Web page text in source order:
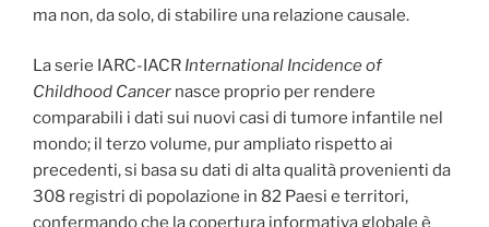
ma non, da solo, di stabilire una relazione causale.
La serie IARC-IACR International Incidence of
Childhood Cancer nasce proprio per rendere
comparabili i dati sui nuovi casi di tumore infantile nel
mondo; il terzo volume, pur ampliato rispetto ai
precedenti, si basa su dati di alta qualità provenienti da
308 registri di popolazione in 82 Paesi e territori,
confermando che la copertura informativa globale è